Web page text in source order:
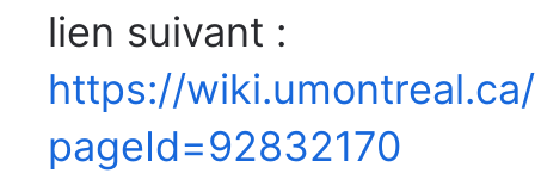
lien suivant :
https://
pageId=92832170